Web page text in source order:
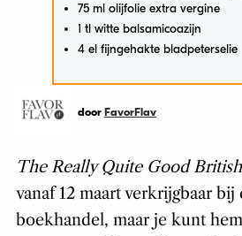
75 ml olijfolie extra vergine
1 tl witte balsamicoazijn
4 el fijngehakte bladpeterselie
door FavorFlav
The Really Quite Good
vanaf 12 maart verkrijgbaar bij
boekhandel, maar je kunt hem